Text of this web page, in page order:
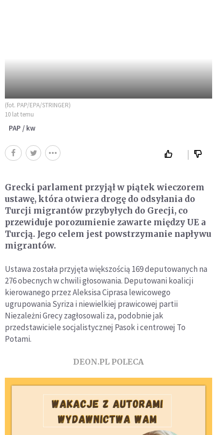
(fot. PAP/EPA/STRINGER)
10 lat temu
PAP / kw
Grecki parlament przyjął w piątek wieczorem
ustawę, która otwiera drogę do odsyłania do
Turcji migrantów przybyłych do Grecji, co
przewiduje porozumienie zawarte między UE a
Turcją. Jego celem jest powstrzymanie napływu
migrantów.
Ustawa została przyjęta większością 169 deputowanych na
276 obecnych w chwili głosowania. Deputowani koalicji
kierowanego przez Aleksisa Ciprasa lewicowego
ugrupowania Syriza i niewielkiej prawicowej partii
Niezależni Grecy zagłosowali za, podobnie jak
przedstawiciele socjalistycznej Pasok i centrowej To
Potami.
DEON.PL POLECA